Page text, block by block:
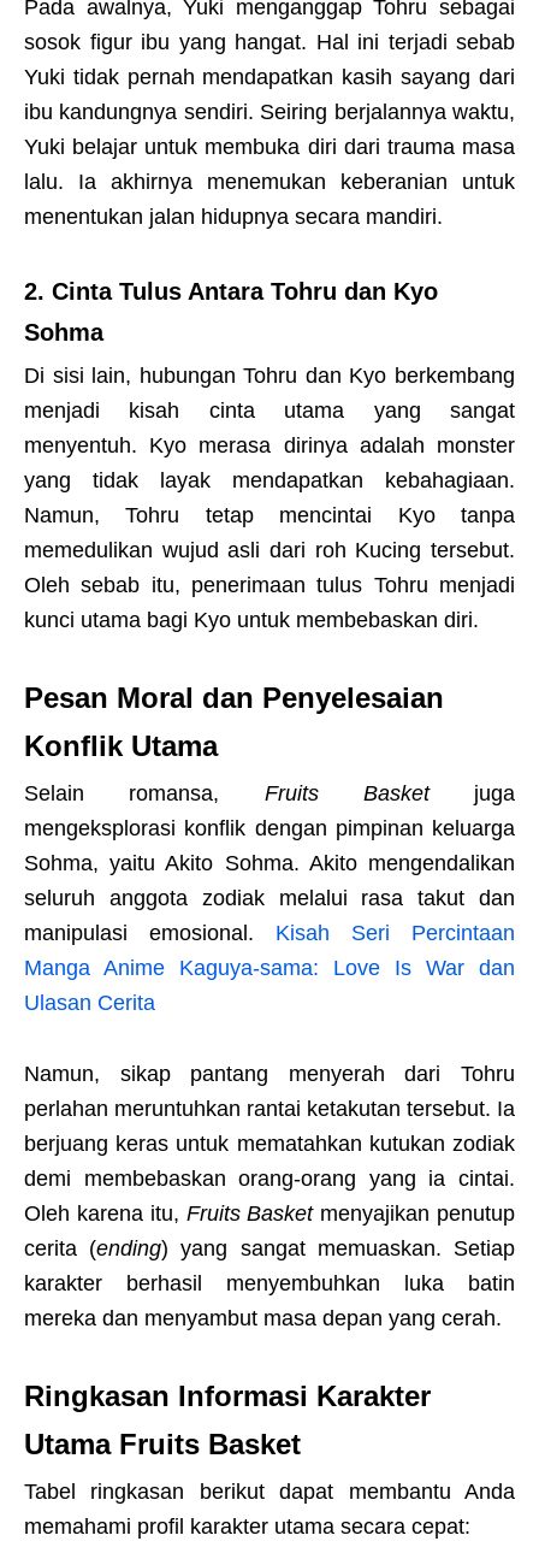
Pada awalnya, Yuki menganggap Tohru sebagai
sosok figur ibu yang hangat. Hal ini terjadi sebab
Yuki tidak pernah mendapatkan kasih sayang dari
ibu kandungnya sendiri. Seiring berjalannya waktu,
Yuki belajar untuk membuka diri dari trauma masa
lalu. Ia akhirnya menemukan keberanian untuk
menentukan jalan hidupnya secara mandiri.
2. Cinta Tulus Antara Tohru dan Kyo
Sohma
Di sisi lain, hubungan Tohru dan Kyo berkembang
menjadi kisah cinta utama yang sangat
menyentuh. Kyo merasa dirinya adalah monster
yang tidak layak mendapatkan kebahagiaan.
Namun, Tohru tetap mencintai Kyo tanpa
memedulikan wujud asli dari roh Kucing tersebut.
Oleh sebab itu, penerimaan tulus Tohru menjadi
kunci utama bagi Kyo untuk membebaskan diri.
Pesan Moral dan Penyelesaian
Konflik Utama
Selain romansa, Fruits Basketjuga
mengeksplorasi konflik dengan pimpinan keluarga
Sohma, yaitu Akito Sohma. Akito mengendalikan
seluruh anggota zodiak melalui rasa takut dan
manipulasi emosional. Kisah Seri Percintaan
Manga Anime Kaguya-sama: Love Is War dan
Ulasan Cerita
Namun, sikap pantang menyerah dari Tohru
perlahan meruntuhkan rantai ketakutan tersebut. Ia
berjuang keras untuk mematahkan kutukan zodiak
demi membebaskan orang-orang yang ia cintai.
Oleh karena itu, Fruits Basketmenyajikan penutup
cerita (ending) yang sangat memuaskan. Setiap
karakter berhasil menyembuhkan luka batin
mereka dan menyambut masa depan yang cerah.
Ringkasan Informasi Karakter
Utama Fruits Basket
Tabel ringkasan berikut dapat membantu Anda
memahami profil karakter utama secara cepat: